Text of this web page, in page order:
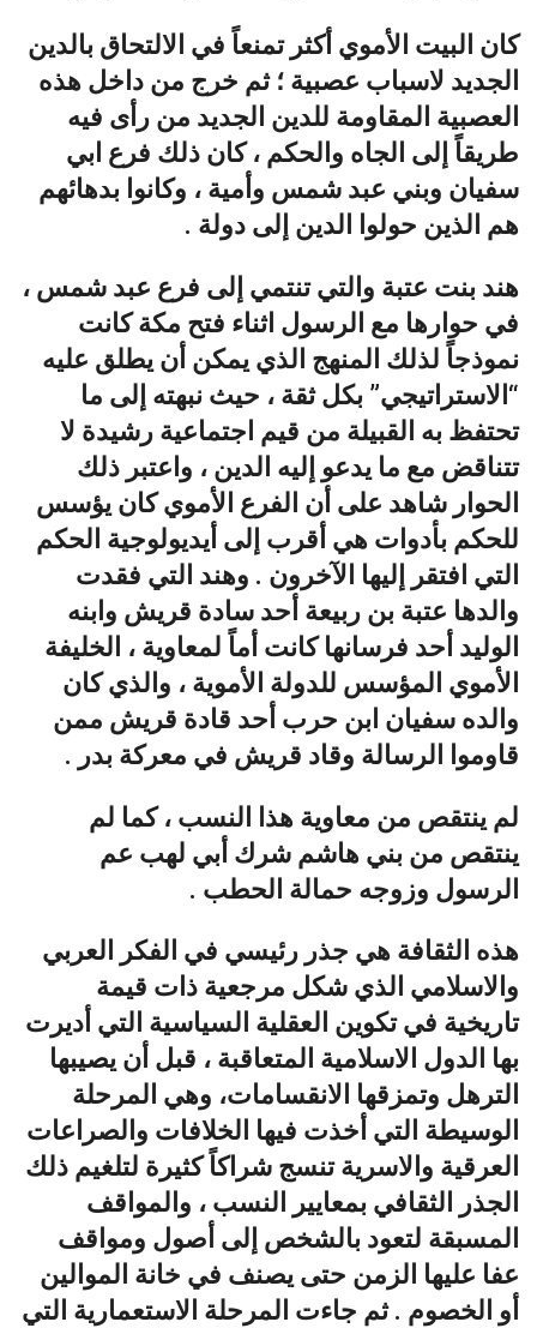
كان البيت الأموي أكثر تمنعاً في الالتحاق بالدين
الجديد لاسباب عصبية ؛ ثم خرج من داخل هذه
العصبية المقاومة للدين الجديد من رأى فيه
طريقاً إلى الجاه والحكم ، كان ذلك فرع ابي
سفيان وبني عبد شمس وأمية ، وكانوا بدهائهم
هم الذين حولوا الدين إلى دولة .
هند بنت عتبة والتي تنتمي إلى فرع عبد شمس ،
في حوارها مع الرسول اثناء فتح مكة كانت
نموذجاً لذلك المنهج الذي يمكن أن يطلق عليه
“الاستراتيجي” بكل ثقة ، حيث نبهته إلى ما
تحتفظ به القبيلة من قيم اجتماعية رشيدة لا
تتناقض مع ما يدعو إليه الدين ، واعتبر ذلك
الحوار شاهد على أن الفرع الأموي كان يؤسس
للحكم بأدوات هي أقرب إلى أيديولوجية الحكم
التي افتقر إليها الآخرون . وهند التي فقدت
والدها عتبة بن ربيعة أحد سادة قريش وابنه
الوليد أحد فرسانها كانت أماً لمعاوية ، الخليفة
الأموي المؤسس للدولة الأموية ، والذي كان
والده سفيان ابن حرب أحد قادة قريش ممن
قاوموا الرسالة وقاد قريش في معركة بدر .
لم ينتقص من معاوية هذا النسب ، كما لم
ينتقص من بني هاشم شرك أبي لهب عم
الرسول وزوجه حمالة الحطب .
هذه الثقافة هي جذر رئيسي في الفكر العربي
والاسلامي الذي شكل مرجعية ذات قيمة
تاريخية في تكوين العقلية السياسية التي أديرت
بها الدول الاسلامية المتعاقبة ، قبل أن يصيبها
الترهل وتمزقها الانقسامات، وهي المرحلة
الوسيطة التي أخذت فيها الخلافات والصراعات
العرقية والاسرية تنسج شراكاً كثيرة لتلغيم ذلك
الجذر الثقافي بمعايير النسب ، والمواقف
المسبقة لتعود بالشخص إلى أصول ومواقف
عفا عليها الزمن حتى يصنف في خانة الموالين
أو الخصوم . ثم جاءت المرحلة الاستعمارية التي